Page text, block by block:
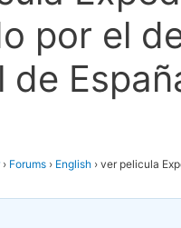
por el
de
› Forums › English › ver pelicula